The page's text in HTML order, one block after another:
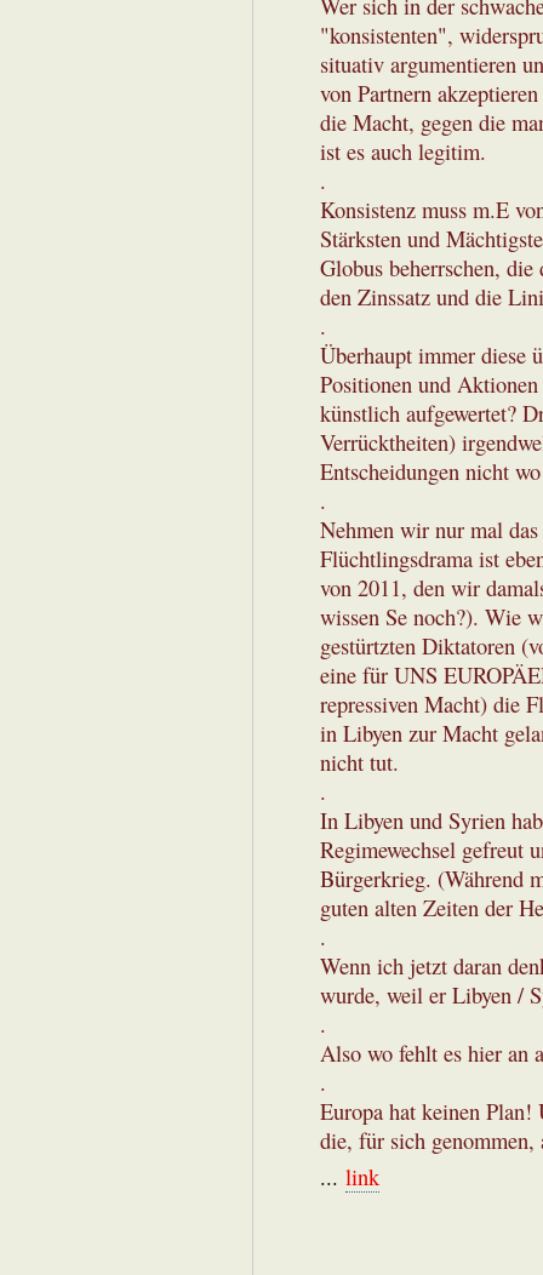
Wer sich in der
"konsistenten",
situativ argumentieren
von Partnern
die Macht, gegen die
ist es auch legitim.
.
Konsistenz muss m.E
Stärksten und
Globus beherrschen,
den Zinssatz und die
.
Überhaupt immer diese
Positionen und
künstlich aufgewertet?
Verrücktheiten)
Entscheidungen nicht
.
Nehmen wir nur mal
Flüchtlingsdrama ist
von 2011, den wir
wissen Se noch?). Wie
gestürtzten Diktatoren
eine für UNS
repressiven Macht) die
in Libyen zur Macht
nicht tut.
.
In Libyen und Syrien
Regimewechsel gefreut
Bürgerkrieg. (Während
guten alten Zeiten der
.
Wenn ich jetzt daran
wurde, weil er Libyen /
.
Also wo fehlt es hier an
.
Europa hat keinen
die, für sich genommen,
... link